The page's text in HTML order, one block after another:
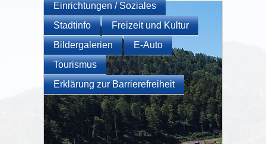
Einrichtungen / Soziales
Stadtinfo
Freizeit und Kultur
Bildergalerien
E-Auto
Tourismus
Erklärung zur Barrierefreiheit